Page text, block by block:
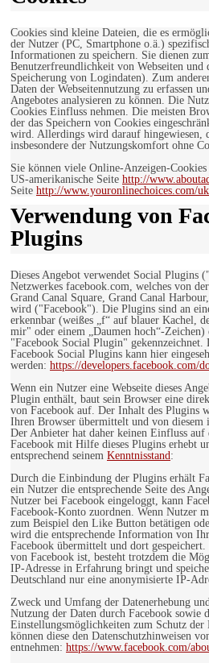
Cookies sind kleine Dateien, die es
der Nutzer (PC, Smartphone o.ä.)
Informationen zu speichern. Sie dienen
Benutzerfreundlichkeit von Webseiten und
Speicherung von Logindaten). Zum
Daten der Webseitennutzung zu erfassen
Angebotes analysieren zu können. Die
Cookies Einfluss nehmen. Die meisten
der das Speichern von Cookies
wird. Allerdings wird darauf hingewiesen,
insbesondere der Nutzungskomfort ohne
Sie können viele Online-Anzeigen-
US-amerikanische Seite http://
Seite http://www.youronlinechoices.com/
Verwendung von
Plugins
Dieses Angebot verwendet Social Plugins
Netzwerkes facebook.com, welches von
Grand Canal Square, Grand Canal
wird ("Facebook"). Die Plugins sind an
erkennbar (weißes „f“ auf blauer Kachel,
mir" oder einem „Daumen hoch“-
"Facebook Social Plugin" gekennzeichnet.
Facebook Social Plugins kann hier
werden: https://developers.facebook.com/
Wenn ein Nutzer eine Webseite dieses
Plugin enthält, baut sein Browser eine
von Facebook auf. Der Inhalt des Plugins
Ihren Browser übermittelt und von diesem
Der Anbieter hat daher keinen Einfluss
Facebook mit Hilfe dieses Plugins erhebt
entsprechend seinem Kenntnisstand:
Durch die Einbindung der Plugins erhält
ein Nutzer die entsprechende Seite des
Nutzer bei Facebook eingeloggt, kann
Facebook-Konto zuordnen. Wenn Nutzer
zum Beispiel den Like Button betätigen
wird die entsprechende Information von
Facebook übermittelt und dort
von Facebook ist, besteht trotzdem die
IP-Adresse in Erfahrung bringt und
Deutschland nur eine anonymisierte IP-
Zweck und Umfang der Datenerhebung
Nutzung der Daten durch Facebook sowie
Einstellungsmöglichkeiten zum Schutz der
können diese den Datenschutzhinweisen
entnehmen: https://www.facebook.com/